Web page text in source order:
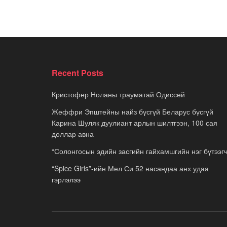
Recent Posts
Кристофер Ноланы трауматай Одиссей
Жеффри Эпштейны найз бүсгүй Беларус бүсгүй
Карина Шуляк дуулиант арлын шилтгээн, 100 сая
доллар авна
“Солонгосын эдийн засгийн гайхамшгийн нэг
“Spice Girls”-ийн Мел Си 52 насандаа анх удаа
гэрлэлээ